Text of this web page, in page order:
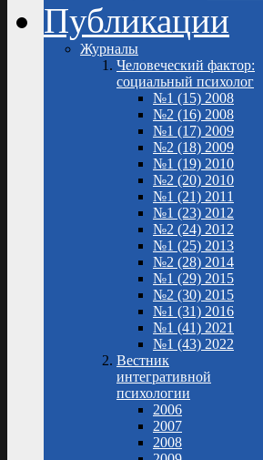
Публикации
Журналы
Человеческий фактор:
социальный психолог
№1 (15) 2008
№2 (16) 2008
№1 (17) 2009
№2 (18) 2009
№1 (19) 2010
№2 (20) 2010
№1 (21) 2011
№1 (23) 2012
№2 (24) 2012
№1 (25) 2013
№2 (28) 2014
№1 (29) 2015
№2 (30) 2015
№1 (31) 2016
№1 (41) 2021
№1 (43) 2022
Вестник
интегративной
психологии
2006
2007
2008